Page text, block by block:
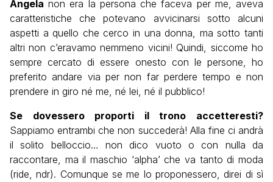
Angela non era la persona che faceva per me, aveva
caratteristiche che potevano avvicinarsi sotto alcuni
aspetti a quello che cerco in una donna, ma sotto tanti
altri non c’eravamo nemmeno vicini! Quindi, siccome ho
sempre cercato di essere onesto con le persone, ho
preferito andare via per non far perdere tempo e non
prendere in giro né me, né lei, né il pubblico!
Se dovessero proporti il trono accetteresti?
Sappiamo entrambi che non succederà! Alla fine ci andrà
il solito belloccio… non dico vuoto o con nulla da
raccontare, ma il maschio ‘alpha’ che va tanto di moda
(ride, ndr). Comunque se me lo proponessero, direi di sì